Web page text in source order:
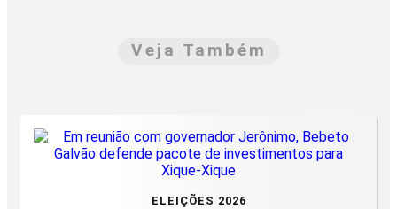
Veja Também
ELEIÇÕES 2026